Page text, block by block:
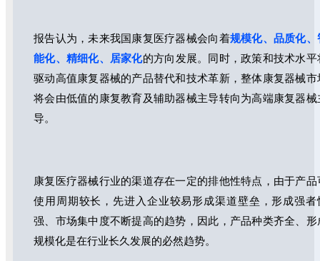
报告认为，未来我国康复医疗器械会向着规模化、品质化、
能化、精细化、居家化的方向发展。同时，政策和技术水平
驱动高值康复器械的产品替代和技术革新，整体康复器械市
将会由低值的康复教育及辅助器械主导转向为高端康复器械
导。
康复医疗器械行业的渠道存在一定的排他性特点，由于产品
使用周期较长，先进入企业较易形成渠道壁垒，形成强者
强、市场集中度不断提高的趋势，因此，产品种类齐全、形
规模化是在行业长久发展的必然趋势。